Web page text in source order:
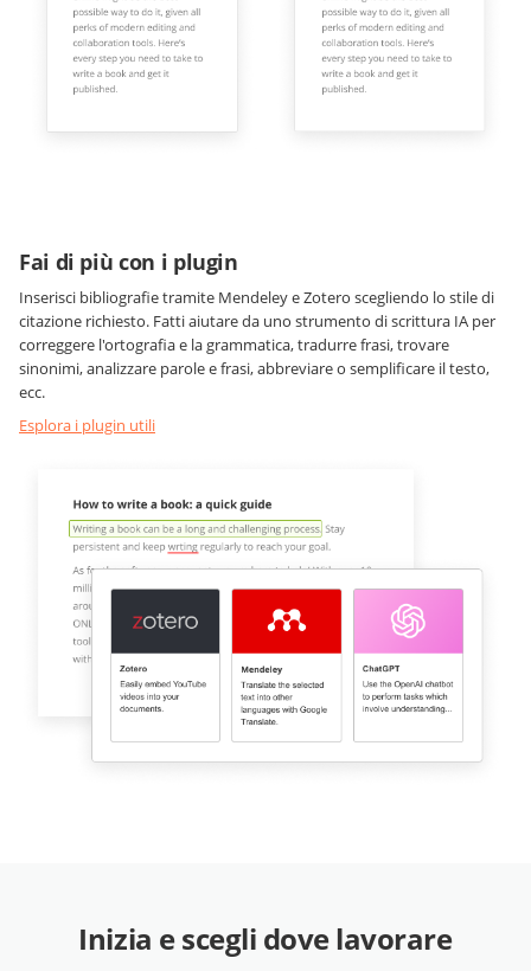
Fai di più con i plugin
Inserisci bibliografie tramite Mendeley e Zotero scegliendo lo stile di
citazione richiesto. Fatti aiutare da uno strumento di scrittura IA per
correggere l'ortografia e la grammatica, tradurre frasi, trovare
sinonimi, analizzare parole e frasi, abbreviare o semplificare il testo,
ecc.
Esplora i plugin utili
Inizia e scegli dove lavorare